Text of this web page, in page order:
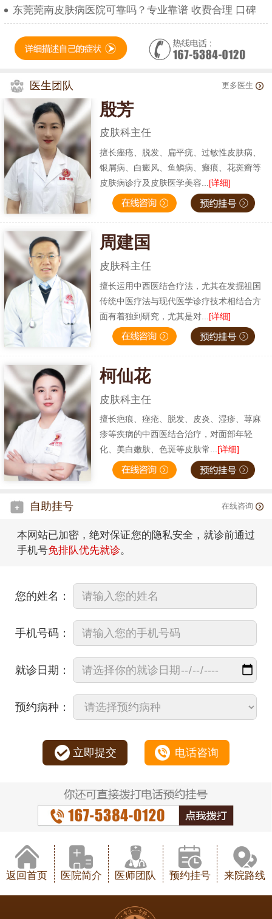
东莞莞南皮肤病医院可靠吗？专业靠谱 收费合理 口碑
医生团队 更多医生
殷芳
皮肤科主任
擅长痤疮、脱发、扁平疣、过敏性皮肤病、
银屑病、白癜风、鱼鳞病、瘢痕、花斑癣等
皮肤病诊疗及皮肤医学美容... [详细]
周建国
皮肤科主任
擅长运用中西医结合疗法，尤其在发掘祖国
传统中医疗法与现代医学诊疗技术相结合方
面有着独到研究，尤其是对... [详细]
柯仙花
皮肤科主任
擅长疤痕、痤疮、脱发、皮炎、湿疹、荨麻
疹等疾病的中西医结合治疗，对面部年轻
化、美白嫩肤、色斑等皮肤常...[详细]
自助挂号 在线咨询
本网站已加密，绝对保证您的隐私安全，就诊前通过
手机号免排队优先就诊。
您的姓名：
手机号码：
就诊日期：
预约病种：
立即提交 电话咨询
返回首页 医院简介 医师团队 预约挂号 来院路线